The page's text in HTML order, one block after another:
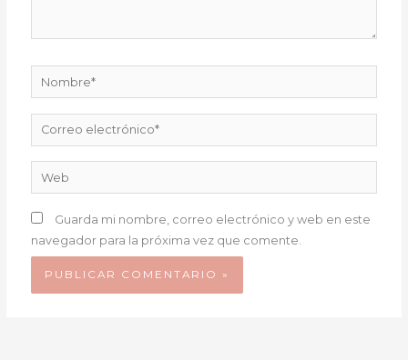
Nombre*
Correo
electrónico*
Web
Guarda mi nombre, correo electrónico y web en este
navegador para la próxima vez que comente.